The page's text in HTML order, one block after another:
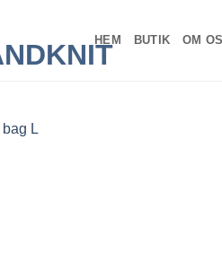
HEM BUTIK OM